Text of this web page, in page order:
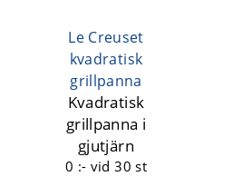
Le Creuset
kvadratisk
grillpanna
Kvadratisk
grillpanna i
gjutjärn
0 :- vid 30 st